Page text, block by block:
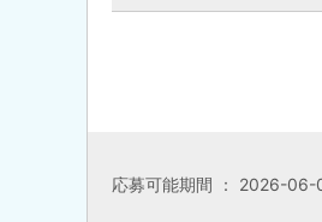
応募可能期間 ： 2026-